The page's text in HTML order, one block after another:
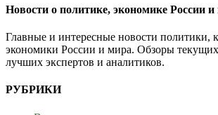
Новости о политике, экономике России и
Главные и интересные новости политики,
экономики России и мира. Обзоры
лучших экспертов и аналитиков.
РУБРИКИ